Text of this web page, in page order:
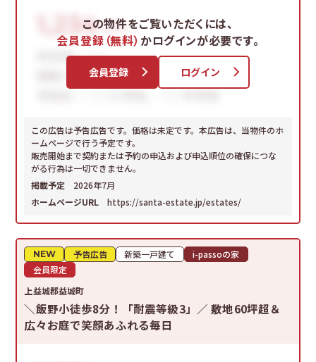
この物件をご覧いただくには、
会員登録（無料） かログインが必要です。
会員登録 ログイン
この広告は予告広告です。価格は未定です。本広告は、当物件のホ
ームページで行う予定です。
販売開始まで契約または予約の申込および申込順位の確保につな
がる行為は一切できません。
掲載予定
2026年7月
ホームページURL
https://santa-estate.jp/estates/
NEW 予告広告 新築一戸建て
i-passoの家
会員限定
上益城郡益城町
＼飯野小徒歩8分！「耐震等級3」／ 敷地60坪超＆
広々お庭で笑顔あふれる毎日